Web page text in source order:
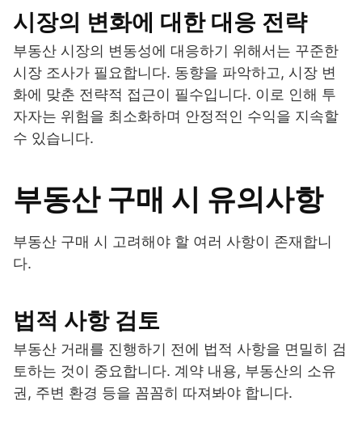
시장의 변화에 대한 대응 전략
부동산 시장의 변동성에 대응하기 위해서는 꾸준한
시장 조사가 필요합니다. 동향을 파악하고, 시장 변
화에 맞춘 전략적 접근이 필수입니다. 이로 인해 투
자자는 위험을 최소화하며 안정적인 수익을 지속할
수 있습니다.
부동산 구매 시 유의사항
부동산 구매 시 고려해야 할 여러 사항이 존재합니
다.
법적 사항 검토
부동산 거래를 진행하기 전에 법적 사항을 면밀히 검
토하는 것이 중요합니다. 계약 내용, 부동산의 소유
권, 주변 환경 등을 꼼꼼히 따져봐야 합니다.